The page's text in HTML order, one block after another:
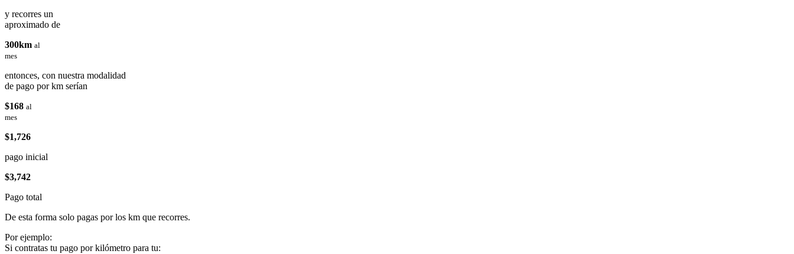
y recorres un
aproximado de
300km al
mes
entonces, con nuestra modalidad
de pago por km serían
$168 al
mes
$1,726
pago inicial
$3,742
Pago total
De esta forma solo pagas por los km que recorres.
Por ejemplo:
Si contratas tu pago por kilómetro para tu: